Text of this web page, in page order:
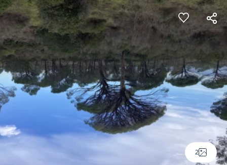
Panneau de gestion des cookies
2